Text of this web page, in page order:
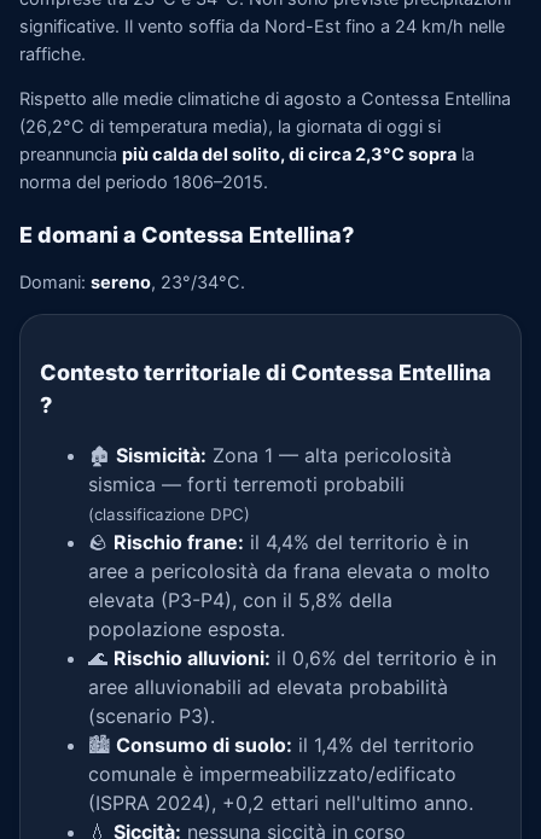
significative. Il vento soffia da Nord-Est fino a 24 km/h nelle
raffiche.
Rispetto alle medie climatiche di agosto a Contessa Entellina
(26,2°C di temperatura media), la giornata di oggi si
preannuncia più calda del solito, di circa 2,3°C sopra la
norma del periodo 1806–2015.
E domani a Contessa Entellina?
Domani: sereno, 23°/34°C.
Contesto territoriale di Contessa Entellina
?
🏚️ Sismicità: Zona 1 — alta pericolosità
sismica — forti terremoti probabili
(classificazione DPC)
🪨 Rischio frane: il 4,4% del territorio è in
aree a pericolosità da frana elevata o molto
elevata (P3-P4), con il 5,8% della
popolazione esposta.
🌊 Rischio alluvioni: il 0,6% del territorio è in
aree alluvionabili ad elevata probabilità
(scenario P3).
🏙️ Consumo di suolo: il 1,4% del territorio
comunale è impermeabilizzato/edificato
(ISPRA 2024), +0,2 ettari nell'ultimo anno.
💧 Siccità: nessuna siccità in corso